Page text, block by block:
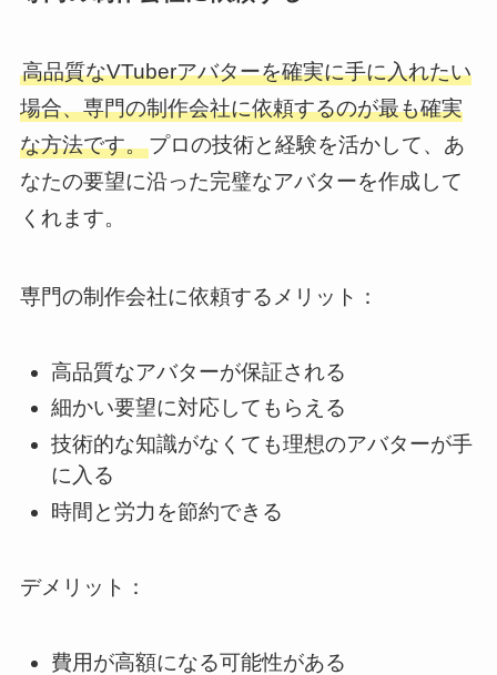
高品質なVTuberアバターを確実に手に入れたい
場合、専門の制作会社に依頼するのが最も確実
な方法です。プロの技術と経験を活かして、あ
なたの要望に沿った完璧なアバターを作成して
くれます。
専門の制作会社に依頼するメリット：
高品質なアバターが保証される
細かい要望に対応してもらえる
技術的な知識がなくても理想のアバターが手
に入る
時間と労力を節約できる
デメリット：
費用が高額になる可能性がある